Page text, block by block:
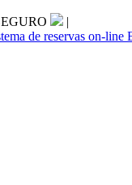
|
de reservas on-line